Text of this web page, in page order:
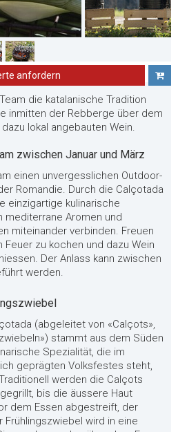
anfordern
die katalanische Tradition
inmitten der Rebberge über dem
lokal angebauten Wein.
zwischen Januar und März
einen unvergesslichen Outdoor-
Romandie. Durch die Calçotada
einzigartige kulinarische
mediterrane Aromen und
miteinander verbinden. Freuen
zu kochen und dazu Wein
Der Anlass kann zwischen
werden.
(abgeleitet von «Calçots»,
stammt aus dem Süden
Spezialität, die im
geprägten Volksfestes steht,
werden die Calçots
bis die äussere Haut
dem Essen abgestreift, der
wird in eine